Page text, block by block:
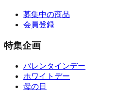
募集中の商品
会員登録
特集企画
バレンタインデー
ホワイトデー
母の日